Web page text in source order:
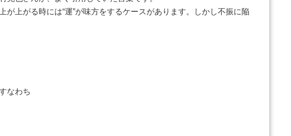
上がる時には“運”が味方をするケースがあります。しかし不振に陥
なわち